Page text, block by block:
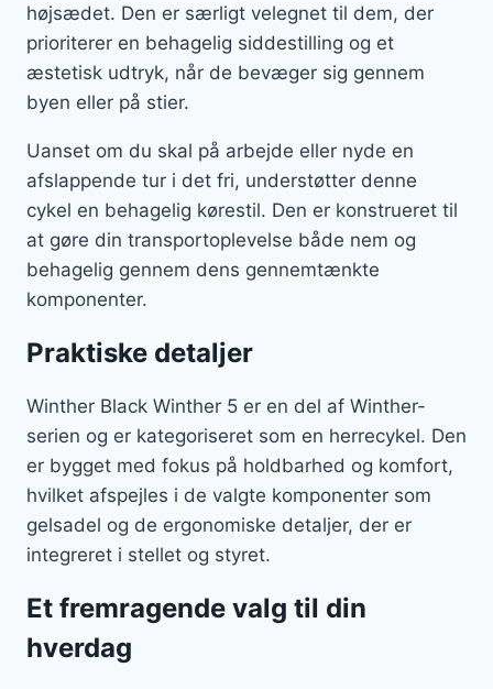
højsædet. Den er særligt velegnet til dem, der
prioriterer en behagelig siddestilling og et
æstetisk udtryk, når de bevæger sig gennem
byen eller på stier.
Uanset om du skal på arbejde eller nyde en
afslappende tur i det fri, understøtter denne
cykel en behagelig kørestil. Den er konstrueret til
at gøre din transportoplevelse både nem og
behagelig gennem dens gennemtænkte
komponenter.
Praktiske detaljer
Winther Black Winther 5 er en del af Winther-
serien og er kategoriseret som en herrecykel. Den
er bygget med fokus på holdbarhed og komfort,
hvilket afspejles i de valgte komponenter som
gelsadel og de ergonomiske detaljer, der er
integreret i stellet og styret.
Et fremragende valg til din
hverdag